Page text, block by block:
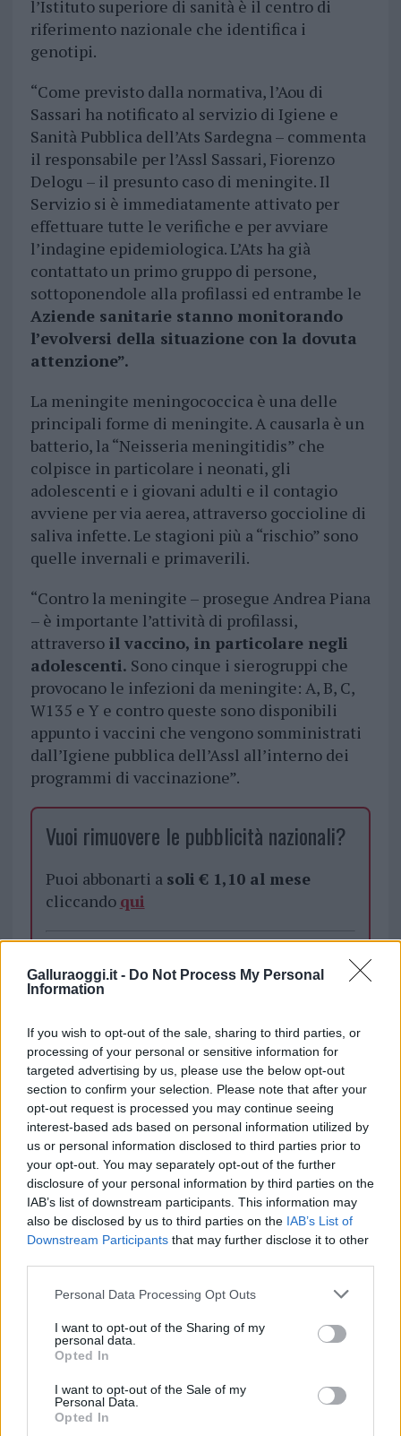
Galluraoggi.it - Do Not Process My Personal
Information
If you wish to opt-out of the sale, sharing to third parties, or
processing of your personal or sensitive information for
targeted advertising by us, please use the below opt-out
section to confirm your selection. Please note that after your
opt-out request is processed you may continue seeing
interest-based ads based on personal information utilized by
us or personal information disclosed to third parties prior to
your opt-out. You may separately opt-out of the further
disclosure of your personal information by third parties on the
IAB’s list of downstream participants. This information may
also be disclosed by us to third parties on the IAB’s List of
Downstream Participants that may further disclose it to other
Please note that this website/app uses one or more Google
not limited to your visit or usage behaviour. You may click to
grant or deny consent to Google and its third-party tags to
use your data for below specified purposes in below Google
consent section.
Personal Data Processing Opt Outs
I want to opt-out of the Sharing of my
personal data.
Opted In
I want to opt-out of the Sale of my
Personal Data.
Opted In
l’Istituto superiore di sanità è il centro di
riferimento nazionale che identifica i
genotipi.
“Come previsto dalla normativa, l’Aou di
Sassari ha notificato al servizio di Igiene e
Sanità Pubblica dell’Ats Sardegna – commenta
il responsabile per l’Assl Sassari, Fiorenzo
Delogu – il presunto caso di meningite. Il
Servizio si è immediatamente attivato per
effettuare tutte le verifiche e per avviare
l’indagine epidemiologica. L’Ats ha già
contattato un primo gruppo di persone,
sottoponendole alla profilassi ed entrambe le
Aziende sanitarie stanno monitorando
l’evolversi della situazione con la dovuta
attenzione”.
La meningite meningococcica è una delle
principali forme di meningite. A causarla è un
batterio, la “Neisseria meningitidis” che
colpisce in particolare i neonati, gli
adolescenti e i giovani adulti e il contagio
avviene per via aerea, attraverso goccioline di
saliva infette. Le stagioni più a “rischio” sono
quelle invernali e primaverili.
“Contro la meningite – prosegue Andrea Piana
– è importante l’attività di profilassi,
attraversoil vaccino, in particolare negli
adolescenti. Sono cinque i sierogruppi che
provocano le infezioni da meningite: A, B, C,
W135 e Y e contro queste sono disponibili
appunto i vaccini che vengono somministrati
dall’Igiene pubblica dell’Assl all’interno dei
programmi di vaccinazione”.
Vuoi rimuovere le pubblicità nazionali?
Puoi abbonarti a soli € 1,10 al mese
cliccando qui
Puoi effettuare l'accesso andando nella
cliccandoqui
TEMI: Meningite Sassari
Condividi l'articolo
F
a
ce
b
o
o
k
T
w
it
te
r
Pi
n
te
re
st
W
h
at
s
A
p
S
h
a
re
Articolo precedente
Prossimo articolo
NOTIZIE RECENTI
Lettini e arredi abusivi sulla spiaggia libera,
sequestri a Olbia e Arzachena